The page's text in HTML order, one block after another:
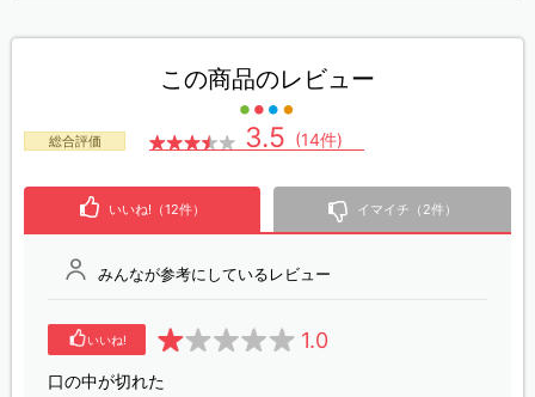
この商品のレビュー
総合評価 3.5 (14件)
いいね!（12件） イマイチ（2件）
みんなが参考にしているレビュー
いいね! 1.0
口の中が切れた